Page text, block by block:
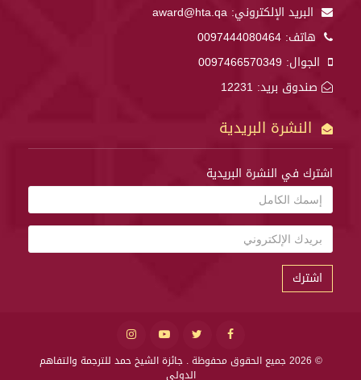
البريد الإلكتروني: award@hta.qa
هاتف: 0097444080464
الجوال: 0097466570349
صندوق بريد: 12231
النشرة البريدية
اشترك في النشرة البريدية
اشترك
© 2026 جميع الحقوق محفوظة .
جائزة الشيخ حمد للترجمة والتفاهم
الدولي